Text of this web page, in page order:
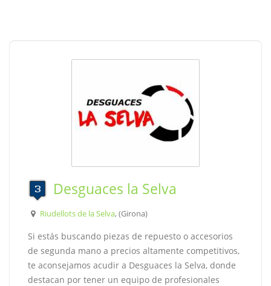
Desguaces la Selva
Riudellots de la Selva, (Girona)
Si estás buscando piezas de repuesto o accesorios
de segunda mano a precios altamente competitivos,
te aconsejamos acudir a Desguaces la Selva, donde
destacan por tener un equipo de profesionales